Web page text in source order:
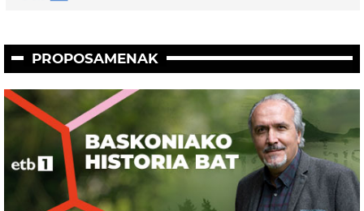
PROPOSAMENAK